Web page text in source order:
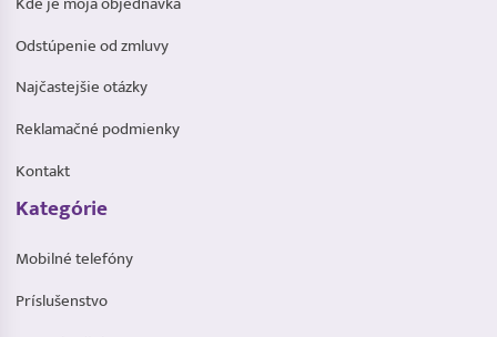
Odstúpenie od zmluvy
Najčastejšie otázky
Reklamačné podmienky
Kontakt
Kategórie
Mobilné telefóny
Príslušenstvo